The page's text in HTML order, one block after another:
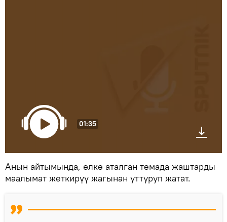
01:35
Анын айтымында, өлкө аталган темада жаштарды
маалымат жеткирүү жагынан уттуруп жатат.